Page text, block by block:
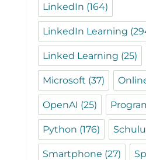
LinkedIn (164)
LinkedIn Learning
Linked Learning (25)
Microsoft (37)
OpenAI (25)
Python (176)
Smartphone (27)